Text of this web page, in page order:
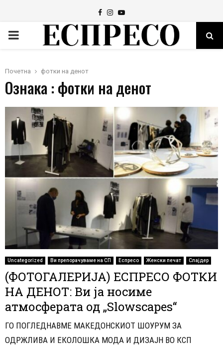
Facebook
Instagram
Youtube
PRIMARY
Почетна фотки на денот
Ознака : фотки на денот
Uncategorized Ви препорачуваме на СП Еспресо Женски печат Слајдер
(ФОТОГАЛЕРИЈА) ЕСПРЕСО ФОТКИ
НА ДЕНОТ: Ви ја носиме
атмосферата од „Slowscapes“
ГО ПОГЛЕДНАВМЕ МАКЕДОНСКИОТ ШОУРУМ ЗА
ОДРЖЛИВА И ЕКОЛОШКА МОДА И ДИЗАЈН ВО КСП